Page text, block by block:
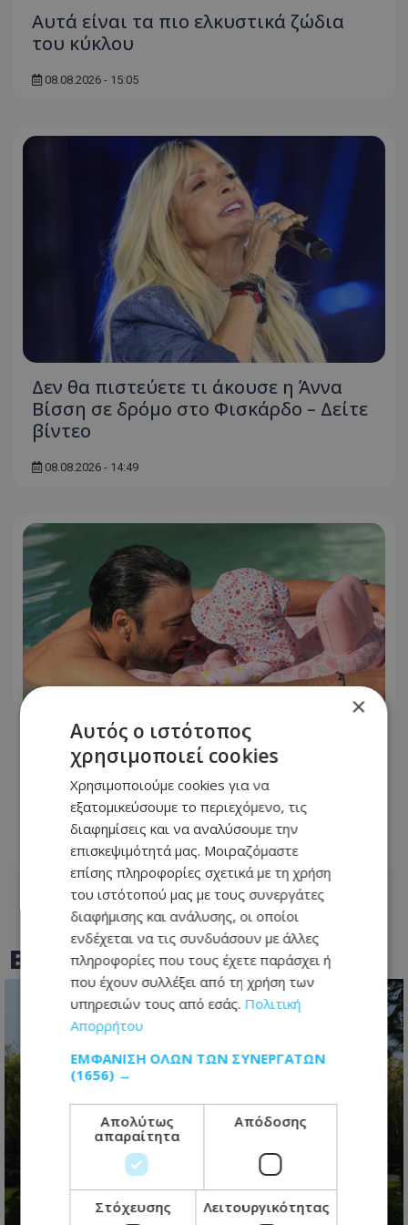
Αυτά είναι τα πιο ελκυστικά ζώδια
του κύκλου
08.08.2026 - 15:05
Δεν θα πιστεύετε τι άκουσε η Άννα
Βίσση σε δρόμο στο Φισκάρδο – Δείτε
βίντεο
08.08.2026 - 14:49
Ανδρέας Γεωργίου: «Η γέννηση της
κόρης μου άλλαξε ριζικά τη ζωή μου
και με αναδιαμόρφωσε ως άνθρωπο»
08.08.2026 - 12:38
BEST OFTOTHEMAONLINE
Η προεδρική μάχη άρχισε- Το
μεγάλο παζλ των συμμαχιών και η
μετακίνηση των κομματικών
×
Αυτός ο ιστότοπος
χρησιμοποιεί cookies
Χρησιμοποιούμε cookies για να
εξατομικεύσουμε το περιεχόμενο, τις
διαφημίσεις και να αναλύσουμε την
επισκεψιμότητά μας. Μοιραζόμαστε
επίσης πληροφορίες σχετικά με τη χρήση
του ιστότοπού μας με τους συνεργάτες
διαφήμισης και ανάλυσης, οι οποίοι
ενδέχεται να τις συνδυάσουν με άλλες
πληροφορίες που τους έχετε παράσχει ή
που έχουν συλλέξει από τη χρήση των
υπηρεσιών τους από εσάς. Πολιτική
Απορρήτου
ΕΜΦΆΝΙΣΗ ΌΛΩΝ ΤΩΝ ΣΥΝΕΡΓΑΤΏΝ
(1656) →
Απολύτως
απαραίτητα
Απόδοσης
Στόχευσης Λειτουργικότητας